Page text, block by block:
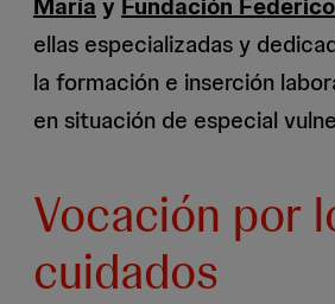
ellas especializadas y
la formación e inserción
en situación de especial
Vocación por
cuidados